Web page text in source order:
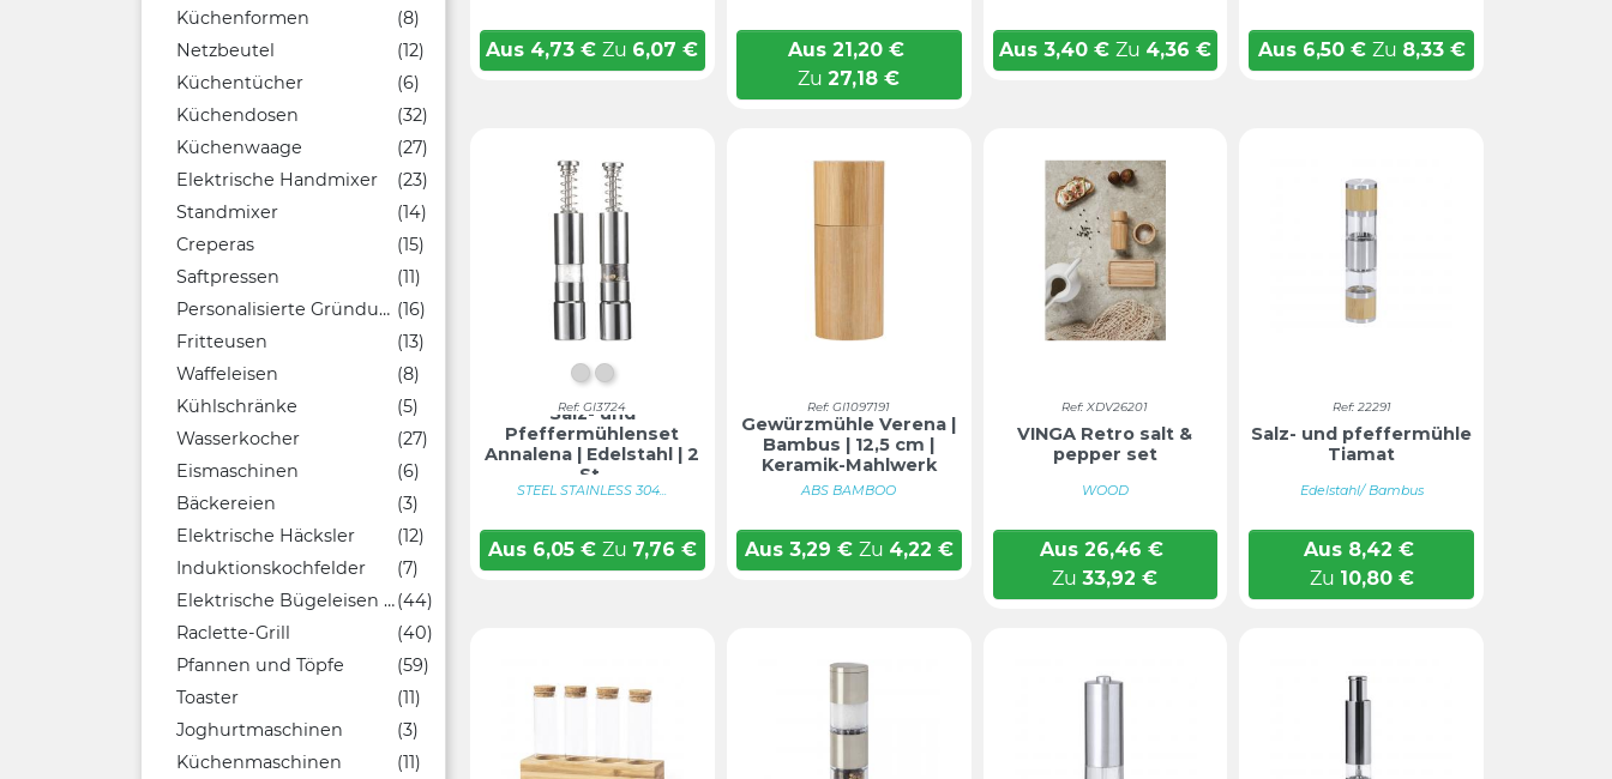
Küchenformen
(8)
Netzbeutel
(12)
Küchentücher
(6)
Küchendosen
(32)
Küchenwaage
(27)
Elektrische Handmixer
(23)
Standmixer
(14)
Creperas
(15)
Saftpressen
(11)
Personalisierte Gründungen (16)
Fritteusen
(13)
Waffeleisen
(8)
Kühlschränke
(5)
Wasserkocher
(27)
Eismaschinen
(6)
Bäckereien
(3)
Elektrische Häcksler
(12)
Induktionskochfelder
(7)
Elektrische Bügeleisen und Grills(44)
Raclette-Grill
(40)
Pfannen und Töpfe
(59)
Toaster
(11)
Joghurtmaschinen
(3)
Küchenmaschinen
(11)
Aus 4,73€ Zu 6,07€ Aus21,20 €
Zu27,18€
Aus3,40 € Zu 4,36 € Aus6,50 € Zu 8,33 €
SilberSILBER
Ref: GI3724
Salz- und
Pfeffermühlenset
Annalena | Edelstahl | 2
St.
STEEL STAINLESS 304...
Aus6,05 € Zu 7,76 €
Ref: GI1097191
Gewürzmühle Verena |
Bambus | 12,5 cm |
Keramik-Mahlwerk
ABS BAMBOO
Aus3,29 € Zu 4,22 €
Ref: XDV26201
VINGA Retro salt &
pepper set
WOOD
Aus 26,46€
Zu33,92€
Ref: 22291
Salz- und pfeffermühle
Tiamat
Edelstahl/ Bambus
Aus8,42 €
Zu 10,80 €